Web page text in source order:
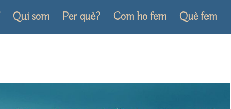
Qui som Per què? Com ho fem Què fem